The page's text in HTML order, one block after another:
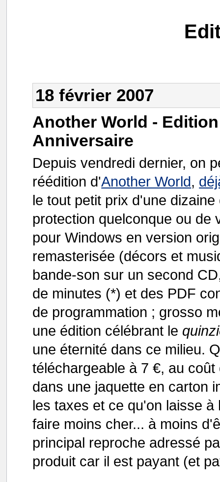
18 février 2007
Another World -
Anniversaire
Depuis vendredi dernier, on
réédition d'Another World,
le tout petit prix d'une
protection quelconque ou de
pour Windows en version
remasterisée (décors et
bande-son sur un second
de minutes (*) et des PDF
de programmation ; grosso
une édition célébrant le
une éternité dans ce milieu.
téléchargeable à 7 €, au
dans une jaquette en carton
les taxes et ce qu'on laisse
faire moins cher... à moins
principal reproche adressé
produit car il est payant (et